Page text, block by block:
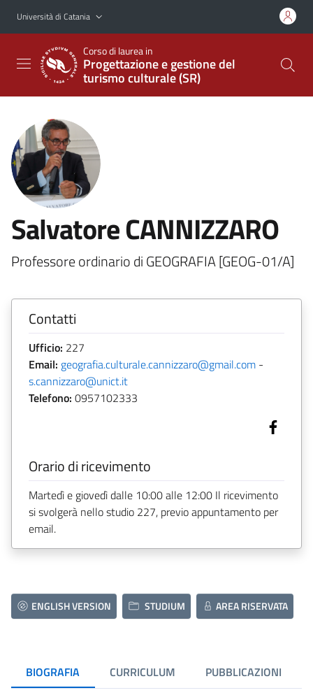
Vai al contenuto principale
Vai al menu di navigazione
Università di Catania
Corso di laurea in
Progettazione e gestione del
turismo culturale (SR)
Salvatore CANNIZZARO
Professore ordinario di GEOGRAFIA [GEOG-01/A]
Contatti
Ufficio: 227
Email: geografia.culturale.cannizzaro@gmail.com -
s.cannizzaro@unict.it
Telefono: 0957102333
Orario di ricevimento
Martedì e giovedì dalle 10:00 alle 12:00 Il ricevimento
si svolgerà nello studio 227, previo appuntamento per
email.
ENGLISH VERSION STUDIUM AREA RISERVATA
BIOGRAFIA CURRICULUM PUBBLICAZIONI